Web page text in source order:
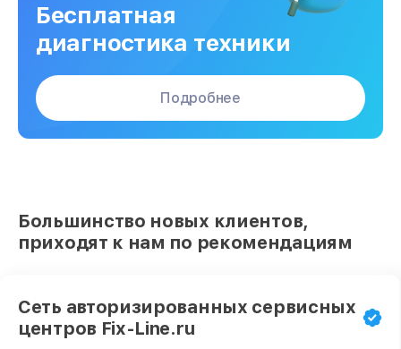
Бесплатная
диагностика техники
Подробнее
Большинство новых клиентов,
приходят к нам по рекомендациям
Сеть авторизированных сервисных
центров Fix-Line.ru